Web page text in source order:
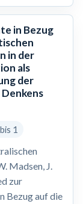
in Bezug
in der
als
der
1
Madsen, J.
zur
Bezug auf die